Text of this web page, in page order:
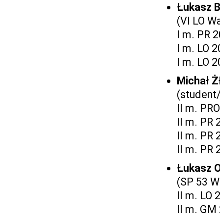
Łukasz
(VI LO
I m. PR
I m. LO
I m. LO
Michał
II m.
II m. PR
II m. PR
II m. PR
Łukasz
(SP 53
II m. LO
II m. GM